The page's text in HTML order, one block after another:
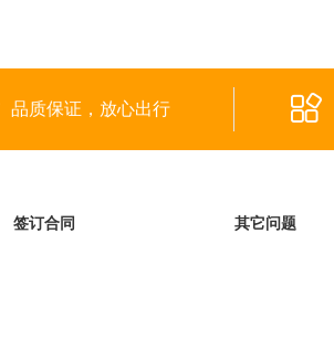
品质保证，放心出行
签订合同 其它问题